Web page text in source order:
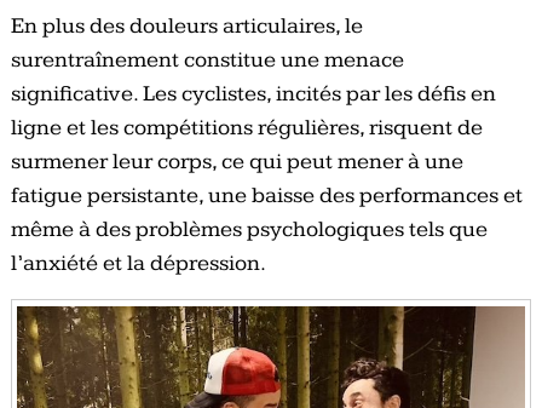
En plus des douleurs articulaires, le
surentraînement constitue une menace
significative. Les cyclistes, incités par les défis en
ligne et les compétitions régulières, risquent de
surmener leur corps, ce qui peut mener à une
fatigue persistante, une baisse des performances et
même à des problèmes psychologiques tels que
l’anxiété et la dépression.